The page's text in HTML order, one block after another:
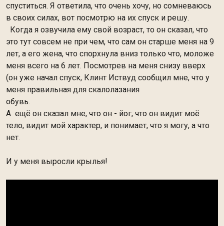
спуститься. Я ответила, что очень хочу, но сомневаюсь
в своих силах, вот посмотрю на их спуск и решу.
Когда я озвучила ему свой возраст, то он сказал, что
это тут совсем не при чем, что сам он старше меня на 9
лет, а его жена, что спорхнула вниз только что, моложе
меня всего на 6 лет. Посмотрев на меня снизу вверх
(он уже начал спуск, Клинт Иствуд сообщил мне, что у
меня правильная для скалолазания
обувь.
А ещё он сказал мне, что он - йог, что он видит моё
тело, видит мой характер, и понимает, что я могу, а что
нет.
И у меня выросли крылья!